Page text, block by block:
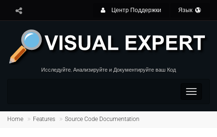
Центр Поддержки Язык
Исследуйте, Анализируйте и Документируйте ваш Код
Toggle
Home Features Source Code Documentation